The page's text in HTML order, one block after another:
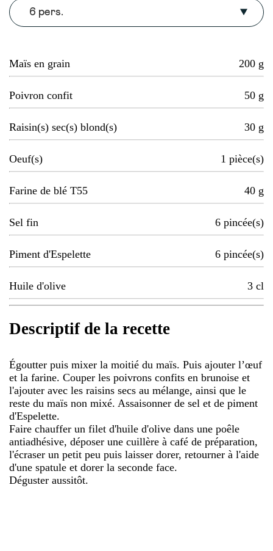
6 pers.
Maïs en grain 200 g
Poivron confit 50 g
Raisin(s) sec(s) blond(s) 30 g
Oeuf(s) 1 pièce(s)
Farine de blé T55 40 g
Sel fin 6 pincée(s)
Piment d'Espelette 6 pincée(s)
Huile d'olive 3 cl
Descriptif de la recette
Égoutter puis mixer la moitié du maïs. Puis ajouter l’œuf
et la farine. Couper les poivrons confits en brunoise et
l'ajouter avec les raisins secs au mélange, ainsi que le
reste du maïs non mixé. Assaisonner de sel et de piment
d'Espelette.
Faire chauffer un filet d'huile d'olive dans une poêle
antiadhésive, déposer une cuillère à café de préparation,
l'écraser un petit peu puis laisser dorer, retourner à l'aide
d'une spatule et dorer la seconde face.
Déguster aussitôt.